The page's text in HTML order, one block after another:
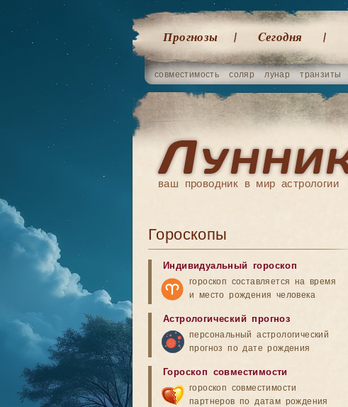
Прогнозы Cегодня
совместимость соляр лунар транзиты
ваш проводник в мир астрологии
Гороскопы
Индивидуальный гороскоп
гороскоп составляется на время
и место рождения человека
Астрологический прогноз
персональный астрологический
прогноз по дате рождения
Гороскоп совместимости
гороскоп совместимости
партнеров по датам рождения